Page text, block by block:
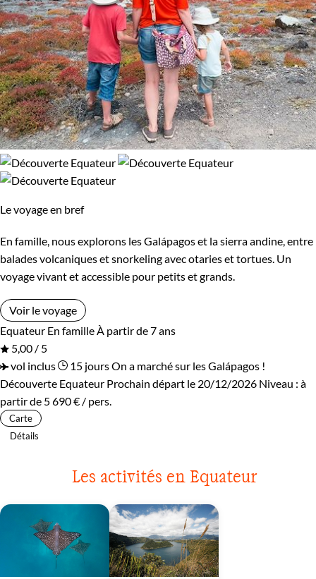
Le voyage en bref
En famille, nous explorons les Galápagos et la sierra andine, entre
balades volcaniques et snorkeling avec otaries et tortues. Un
voyage vivant et accessible pour petits et grands.
Voir le voyage
Equateur En famille À partir de 7 ans
5,00 / 5
vol inclus
15 joursOn a marché sur les Galápagos !
Découverte Equateur Prochain départ le 20/12/2026 Niveau : à
partir de 5 690 € / pers.
Carte
Détails
Les activités en Equateur